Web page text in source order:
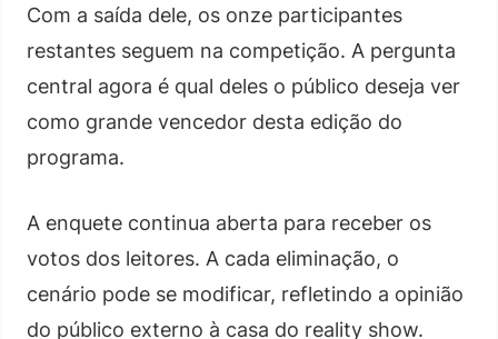
Com a saída dele, os onze participantes
restantes seguem na competição. A pergunta
central agora é qual deles o público deseja ver
como grande vencedor desta edição do
programa.
A enquete continua aberta para receber os
votos dos leitores. A cada eliminação, o
cenário pode se modificar, refletindo a opinião
do público externo à casa do reality show.